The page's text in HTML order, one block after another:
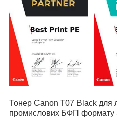
Тонер Canon T07 Black для
промислових БФП формату